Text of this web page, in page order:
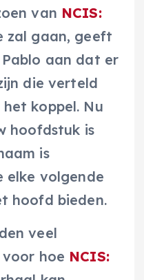
van NCIS:
zal gaan, geeft
aan dat er
die verteld
koppel. Nu
hoofdstuk is
is
elke volgende
hoofd bieden.
veel
hoe NCIS: